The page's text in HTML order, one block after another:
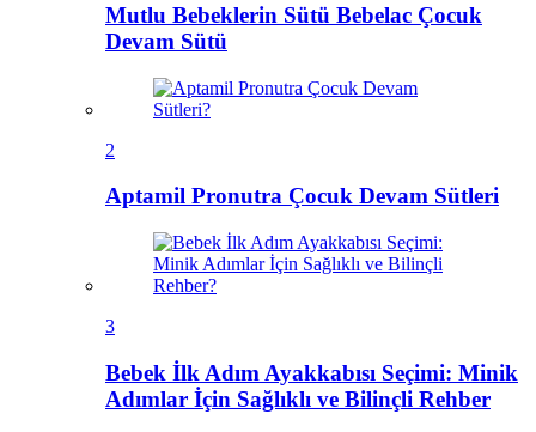
Mutlu Bebeklerin Sütü Bebelac Çocuk
Devam Sütü
2
Aptamil Pronutra Çocuk Devam Sütleri
3
Bebek İlk Adım Ayakkabısı Seçimi: Minik
Adımlar İçin Sağlıklı ve Bilinçli Rehber